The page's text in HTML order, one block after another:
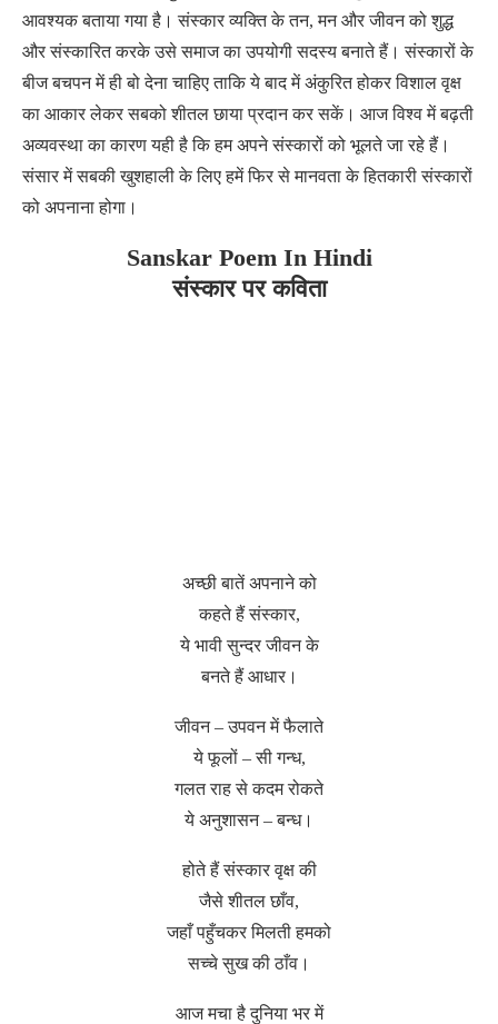
आवश्यक बताया गया है। संस्कार व्यक्ति के तन, मन और जीवन को शुद्ध
और संस्कारित करके उसे समाज का उपयोगी सदस्य बनाते हैं। संस्कारों के
बीज बचपन में ही बो देना चाहिए ताकि ये बाद में अंकुरित होकर विशाल वृक्ष
का आकार लेकर सबको शीतल छाया प्रदान कर सकें। आज विश्व में बढ़ती
अव्यवस्था का कारण यही है कि हम अपने संस्कारों को भूलते जा रहे हैं।
संसार में सबकी खुशहाली के लिए हमें फिर से मानवता के हितकारी संस्कारों
को अपनाना होगा।
Sanskar Poem In Hindi
संस्कार पर कविता
अच्छी बातें अपनाने को
कहते हैं संस्कार,
ये भावी सुन्दर जीवन के
बनते हैं आधार।
जीवन – उपवन में फैलाते
ये फूलों – सी गन्ध,
गलत राह से कदम रोकते
ये अनुशासन – बन्ध।
होते हैं संस्कार वृक्ष की
जैसे शीतल छाँव,
जहाँ पहुँचकर मिलती हमको
सच्चे सुख की ठाँव।
आज मचा है दुनिया भर में